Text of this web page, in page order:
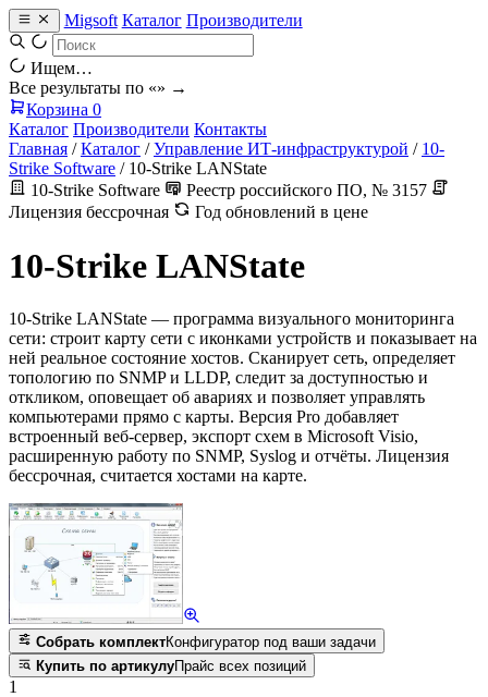
Migsoft Каталог Производители
Ищем…
Все результаты по «» →
Корзина 0
Каталог Производители Контакты
Главная / Каталог / Управление ИТ-инфраструктурой / 10-
Strike Software / 10-Strike LANState
10-Strike Software
Реестр российского ПО, № 3157
Лицензия бессрочная
Год обновлений в цене
10-Strike LANState
10-Strike LANState — программа визуального мониторинга
сети: строит карту сети с иконками устройств и показывает на
ней реальное состояние хостов. Сканирует сеть, определяет
топологию по SNMP и LLDP, следит за доступностью и
откликом, оповещает об авариях и позволяет управлять
компьютерами прямо с карты. Версия Pro добавляет
встроенный веб-сервер, экспорт схем в Microsoft Visio,
расширенную работу по SNMP, Syslog и отчёты. Лицензия
бессрочная, считается хостами на карте.
Собрать комплектКонфигуратор под ваши задачи
Купить по артикулуПрайс всех позиций
1